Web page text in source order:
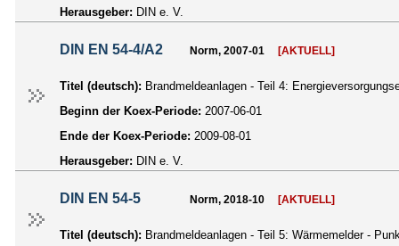
Herausgeber: DIN e. V.
DIN EN 54-4/A2 Norm, 2007-01 [AKTUELL]
Titel (deutsch): Brandmeldeanlagen - Teil 4:
Beginn der Koex-Periode: 2007-06-01
Ende der Koex-Periode: 2009-08-01
Herausgeber: DIN e. V.
DIN EN 54-5 Norm, 2018-10 [AKTUELL]
Titel (deutsch): Brandmeldeanlagen - Teil 5: Wärmemelder -